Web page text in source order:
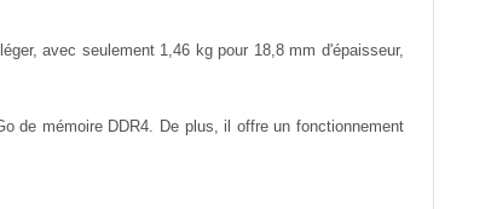
avec seulement 1,46 kg pour 18,8 mm d'épaisseur,
de mémoire DDR4. De plus, il offre un fonctionnement